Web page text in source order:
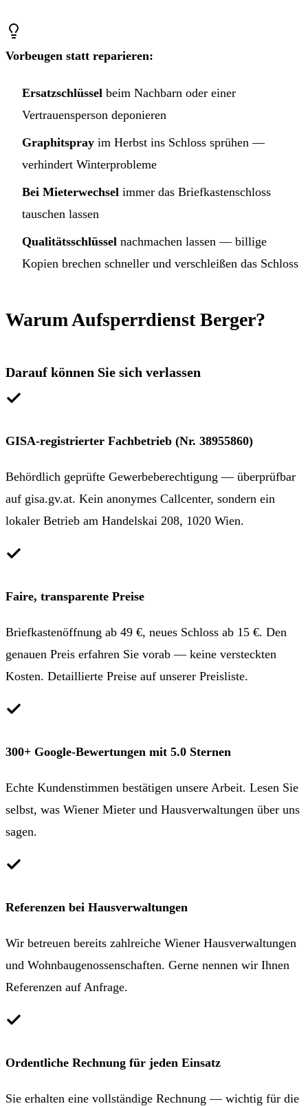
Vorbeugen statt reparieren:
Ersatzschlüssel beim Nachbarn oder einer
Vertrauensperson deponieren
Graphitspray im Herbst ins Schloss sprühen —
verhindert Winterprobleme
Bei Mieterwechsel immer das Briefkastenschloss
tauschen lassen
Qualitätsschlüssel nachmachen lassen — billige
Kopien brechen schneller und verschleißen das Schloss
Warum Aufsperrdienst Berger?
Darauf können Sie sich verlassen
GISA-registrierter Fachbetrieb (Nr. 38955860)
Behördlich geprüfte Gewerbeberechtigung — überprüfbar
auf gisa.gv.at. Kein anonymes Callcenter, sondern ein
lokaler Betrieb am Handelskai 208, 1020 Wien.
Faire, transparente Preise
Briefkastenöffnung ab 49 €, neues Schloss ab 15 €. Den
genauen Preis erfahren Sie vorab — keine versteckten
Kosten. Detaillierte Preise auf unserer Preisliste.
300+ Google-Bewertungen mit 5.0 Sternen
Echte Kundenstimmen bestätigen unsere Arbeit. Lesen Sie
selbst, was Wiener Mieter und Hausverwaltungen über uns
sagen.
Referenzen bei Hausverwaltungen
Wir betreuen bereits zahlreiche Wiener Hausverwaltungen
und Wohnbaugenossenschaften. Gerne nennen wir Ihnen
Referenzen auf Anfrage.
Ordentliche Rechnung für jeden Einsatz
Sie erhalten eine vollständige Rechnung — wichtig für die